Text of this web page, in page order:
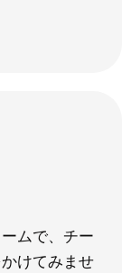
ムで、チー
けてみませ